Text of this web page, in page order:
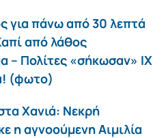
για πάνω από 30 λεπτά
από λάθος
– Πολίτες «σήκωσαν» ΙΧ
(φωτο)
Χανιά: Νεκρή
η αγνοούμενη Αιμιλία